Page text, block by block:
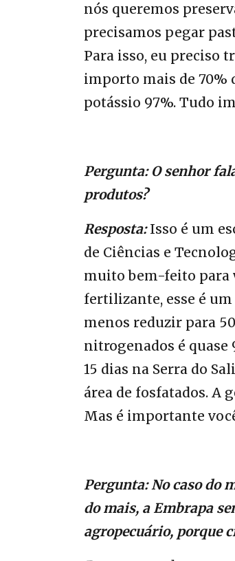
nós queremos
precisamos pegar
Para isso, eu preciso
importo mais de 70%
potássio 97%. Tudo
Pergunta: O senhor
produtos?
Resposta:Isso é um
de Ciências e
muito bem-feito para
fertilizante, esse é
menos reduzir para
nitrogenados é quase
15 dias na Serra do
área de fosfatados. A
Mas é importante
Pergunta: No caso do
do mais, a Embrapa
agropecuário, porque